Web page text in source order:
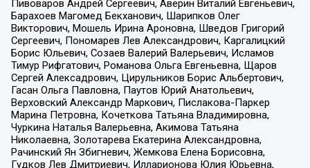
Пивоваров Андрей Сергеевич, Аверин Виталий Евгеньевич,
Барахоев Магомед Бекханович, Шарипков Олег
Викторович, Мошель Ирина Ароновна, Шведов Григорий
Сергеевич, Пономарев Лев Александрович, Каргалицкий
Борис Юльевич, Созаев Валерий Валерьевич, Исламов
Тимур Рифгатович, Романова Ольга Евгеньевна, Щаров
Сергей Алексадрович, Цирульников Борис Альбертович,
Гасан Ольга Павловна, Паутов Юрий Анатольевич,
Верховский Александр Маркович, Пислакова-Паркер
Марина Петровна, Кочеткова Татьяна Владимировна,
Чуркина Наталья Валерьевна, Акимова Татьяна
Николаевна, Золотарева Екатерина Александровна,
Рачинский Ян Збигневич, Жемкова Елена Борисовна,
Гудков Лев Дмитриевич, Илларионова Юлия Юрьевна,